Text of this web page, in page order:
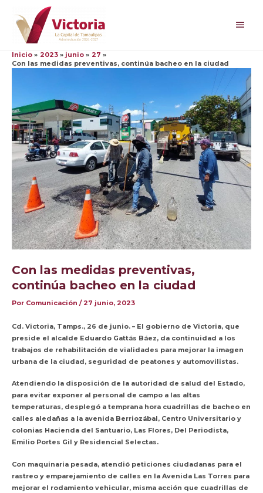
contenido
Inicio 2023 junio
27
Con las medidas preventivas, continúa bacheo en la ciudad
Con las medidas preventivas,
continúa bacheo en la ciudad
Por Comunicación / 27 junio, 2023
Cd. Victoria, Tamps., 26 de junio. – El gobierno de Victoria, que
preside el alcalde Eduardo Gattás Báez, da continuidad a los
trabajos de rehabilitación de vialidades para mejorar la imagen
urbana de la ciudad, seguridad de peatones y automovilistas.
Atendiendo la disposición de la autoridad de salud del Estado,
para evitar exponer al personal de campo a las altas
temperaturas, desplegó a temprana hora cuadrillas de bacheo en
calles aledañas a la avenida Berriozábal, Centro Universitario y
colonias Hacienda del Santuario, Las Flores, Del Periodista,
Emilio Portes Gil y Residencial Selectas.
Con maquinaria pesada, atendió peticiones ciudadanas para el
rastreo y emparejamiento de calles en la Avenida Las Torres para
mejorar el rodamiento vehicular, misma acción que cuadrillas de